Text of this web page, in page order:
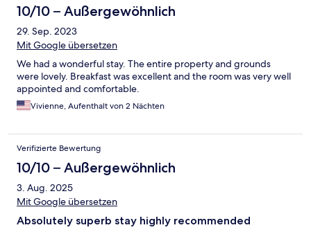
10/10 – Außergewöhnlich
29. Sep. 2023
Mit Google übersetzen
We had a wonderful stay. The entire property and grounds
were lovely. Breakfast was excellent and the room was very well
appointed and comfortable.
Vivienne, Aufenthalt von 2 Nächten
Verifizierte Bewertung
10/10 – Außergewöhnlich
3. Aug. 2025
Mit Google übersetzen
Absolutely superb stay highly recommended